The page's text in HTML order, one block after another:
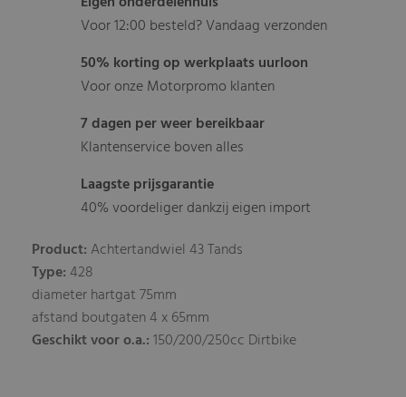
Voor 12:00 besteld? Vandaag verzonden
50% korting op werkplaats uurloon
Voor onze Motorpromo klanten
7 dagen per weer bereikbaar
Klantenservice boven alles
Laagste prijsgarantie
40% voordeliger dankzij eigen import
Product: Achtertandwiel 43 Tands
Type: 428
diameter hartgat 75mm
afstand boutgaten 4 x 65mm
Geschikt voor o.a.:150/200/250cc Dirtbike